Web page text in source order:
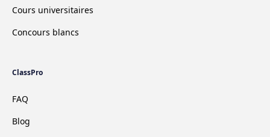
Cours universitaires
Concours blancs
ClassPro
FAQ
Blog